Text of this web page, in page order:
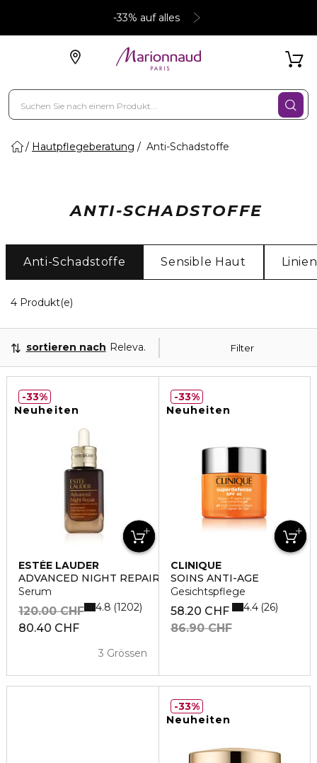
-33% auf alles
Hautpflegeberatung Anti-Schadstoffe
ANTI-SCHADSTOFFE
Anti-Schadstoffe Sensible Haut
4 Produkt(e)
Filter
sortieren nach Relevanz
Neuheiten
ESTÉE LAUDER
ADVANCED NIGHT REPAIR
Serum
80.40 CHF
120.00 CHF
3 Grössen
4.8 1202
33%
Neuheiten
CLINIQUE
SOINS ANTI-AGE
Gesichtspflege
58.20 CHF
86.90 CHF
4.4 26
33%
Neuheiten
33%